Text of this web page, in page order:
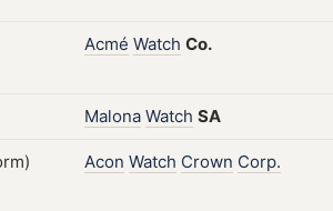
Acmé Watch Co.
Malona Watch SA
Acon Watch Crown Corp.